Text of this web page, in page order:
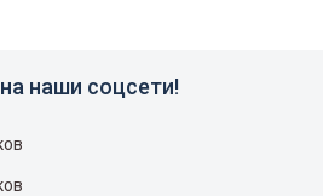
наши соцсети!